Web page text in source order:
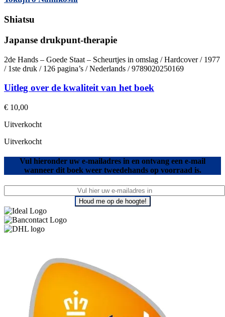
Shiatsu
Japanse drukpunt-therapie
2de Hands – Goede Staat – Scheurtjes in omslag / Hardcover / 1977
/ 1ste druk / 126 pagina’s / Nederlands / 9789020250169
Uitleg over de kwaliteit van het boek
€ 10,00
Uitverkocht
Uitverkocht
Vul hieronder uw e-mailadres in en ontvang een e-mail
wanneer dit boek weer tweedehands op voorraad is.
Houd me op de hoogte!